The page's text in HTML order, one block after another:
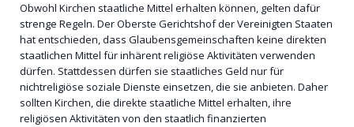
Obwohl Kirchen staatliche Mittel erhalten können, gelten dafür
strenge Regeln. Der Oberste Gerichtshof der Vereinigten Staaten
hat entschieden, dass Glaubensgemeinschaften keine direkten
staatlichen Mittel für inhärent religiöse Aktivitäten verwenden
dürfen. Stattdessen dürfen sie staatliches Geld nur für
nichtreligiöse soziale Dienste einsetzen, die sie anbieten. Daher
sollten Kirchen, die direkte staatliche Mittel erhalten, ihre
religiösen Aktivitäten von den staatlich finanzierten